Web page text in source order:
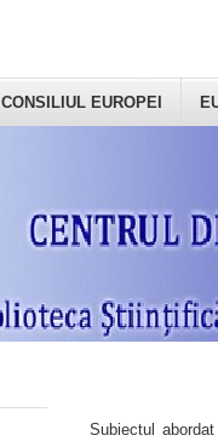
CONSILIUL EUROPEI
Subiectul